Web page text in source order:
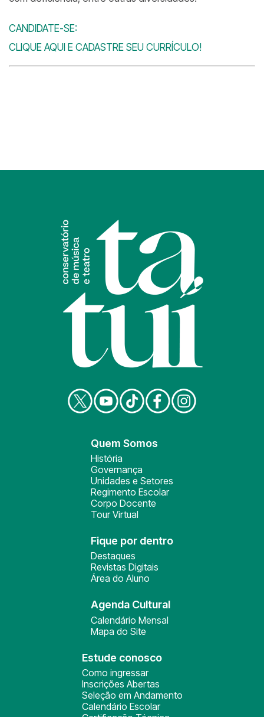
CANDIDATE-SE:
CLIQUE AQUI E CADASTRE SEU CURRÍCULO!
Quem Somos
História
Governança
Unidades e Setores
Regimento Escolar
Corpo Docente
Tour Virtual
Fique por dentro
Destaques
Revistas Digitais
Área do Aluno
Agenda Cultural
Calendário Mensal
Mapa do Site
Estude conosco
Como ingressar
Inscrições Abertas
Seleção em Andamento
Calendário Escolar